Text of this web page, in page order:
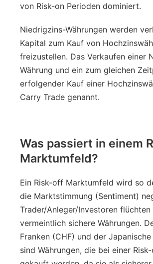
von Risk-on Perioden dominiert.
Niedrigzins-Währungen werden
Kapital zum Kauf von
freizustellen. Das Verkaufen einer
Währung und ein zum gleichen
erfolgender Kauf einer
Carry Trade genannt.
Was passiert in einem
Marktumfeld?
Ein Risk-off Marktumfeld wird so
die Marktstimmung (Sentiment)
Trader/Anleger/Investoren flüchten
vermeintlich sichere Währungen.
Franken (CHF) und der Japanische
sind Währungen, die bei einer